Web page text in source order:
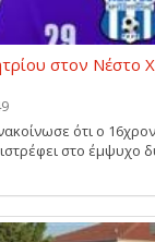
στον Νέστο
ότι ο
στο έμψυχο